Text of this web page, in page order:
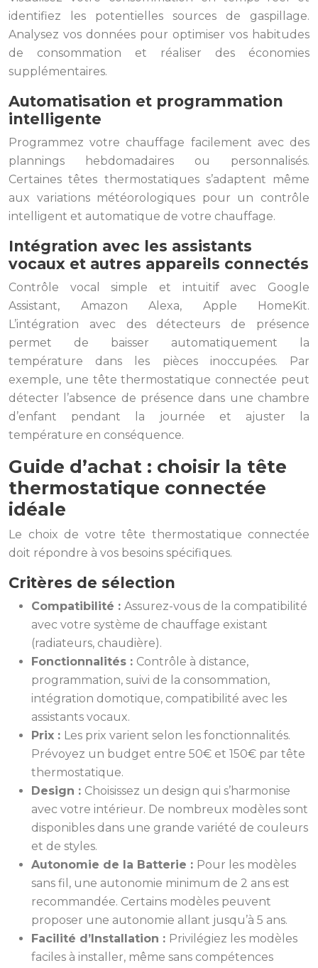
identifiez les potentielles sources de gaspillage.
Analysez vos données pour optimiser vos habitudes
de consommation et réaliser des économies
supplémentaires.
Automatisation et programmation
intelligente
Programmez votre chauffage facilement avec des
plannings hebdomadaires ou personnalisés.
Certaines têtes thermostatiques s’adaptent même
aux variations météorologiques pour un contrôle
intelligent et automatique de votre chauffage.
Intégration avec les assistants
vocaux et autres appareils connectés
Contrôle vocal simple et intuitif avec Google
Assistant, Amazon Alexa, Apple HomeKit.
L’intégration avec des détecteurs de présence
permet de baisser automatiquement la
température dans les pièces inoccupées. Par
exemple, une tête thermostatique connectée peut
détecter l’absence de présence dans une chambre
d’enfant pendant la journée et ajuster la
température en conséquence.
Guide d’achat : choisir la tête
thermostatique connectée
idéale
Le choix de votre tête thermostatique connectée
doit répondre à vos besoins spécifiques.
Critères de sélection
Compatibilité : Assurez-vous de la compatibilité
avec votre système de chauffage existant
(radiateurs, chaudière).
Fonctionnalités : Contrôle à distance,
programmation, suivi de la consommation,
intégration domotique, compatibilité avec les
assistants vocaux.
Prix : Les prix varient selon les fonctionnalités.
Prévoyez un budget entre 50€ et 150€ par tête
thermostatique.
Design : Choisissez un design qui s’harmonise
avec votre intérieur. De nombreux modèles sont
disponibles dans une grande variété de couleurs
et de styles.
Autonomie de la Batterie : Pour les modèles
sans fil, une autonomie minimum de 2 ans est
recommandée. Certains modèles peuvent
proposer une autonomie allant jusqu’à 5 ans.
Facilité d’Installation : Privilégiez les modèles
faciles à installer, même sans compétences